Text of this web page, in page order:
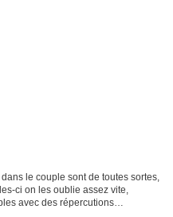
le couple sont de toutes sortes,
ci on les oublie assez vite,
avec des répercutions